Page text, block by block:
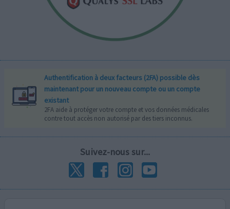
Authentification à deux facteurs (2FA) possible dès
maintenant pour un nouveau compte ou un compte
existant
2FA aide à protéger votre compte et vos données médicales
contre tout accès non autorisé par des tiers inconnus.
Suivez-nous sur...